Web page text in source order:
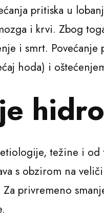
pritiska u
i krvi. Zbog
i smrt.
hoda) i
težine i
s obzirom na
privremeno